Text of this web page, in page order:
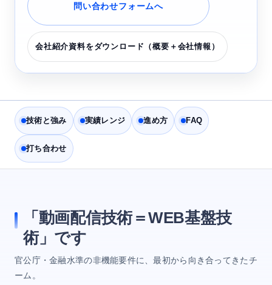
問い合わせフォームへ
会社紹介資料をダウンロード（概要＋会社情報）
技術と強み 実績レンジ 進め方 FAQ
打ち合わせ
「動画配信技術＝WEB基盤技
術」です
官公庁・金融水準の非機能要件に、最初から向き合ってきたチ
ーム。